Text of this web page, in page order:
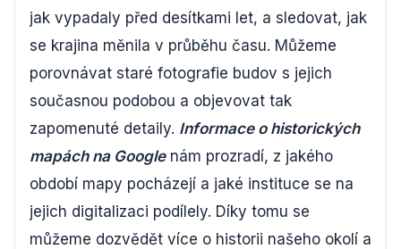
jak vypadaly před desítkami let, a sledovat, jak
se krajina měnila v průběhu času. Můžeme
porovnávat staré fotografie budov s jejich
současnou podobou a objevovat tak
zapomenuté detaily. Informace o historických
mapách na Googlenám prozradí, z jakého
období mapy pocházejí a jaké instituce se na
jejich digitalizaci podílely. Díky tomu se
můžeme dozvědět více o historii našeho okolí a